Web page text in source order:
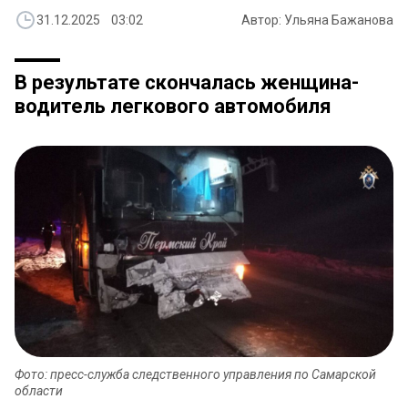
31.12.2025 03:02 Автор: Ульяна Бажанова
В результате скончалась женщина-
водитель легкового автомобиля
Фото: пресс-служба следственного управления по Самарской
области